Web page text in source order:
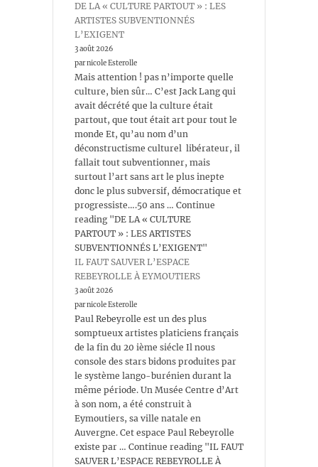
DE LA « CULTURE PARTOUT » : LES
ARTISTES SUBVENTIONNÉS
L’EXIGENT
3 août 2026
par nicole Esterolle
Mais attention ! pas n’importe quelle
culture, bien sûr… C’est Jack Lang qui
avait décrété que la culture était
partout, que tout était art pour tout le
monde Et, qu’au nom d’un
déconstructisme culturel libérateur, il
fallait tout subventionner, mais
surtout l’art sans art le plus inepte
donc le plus subversif, démocratique et
progressiste….50 ans … Continue
reading "DE LA « CULTURE
PARTOUT » : LES ARTISTES
SUBVENTIONNÉS L’EXIGENT"
IL FAUT SAUVER L’ESPACE
REBEYROLLE À EYMOUTIERS
3 août 2026
par nicole Esterolle
Paul Rebeyrolle est un des plus
somptueux artistes platiciens français
de la fin du 20 ième siécle Il nous
console des stars bidons produites par
le système lango-burénien durant la
même période. Un Musée Centre d’Art
à son nom, a été construit à
Eymoutiers, sa ville natale en
Auvergne. Cet espace Paul Rebeyrolle
existe par … Continue reading "IL FAUT
SAUVER L’ESPACE REBEYROLLE À